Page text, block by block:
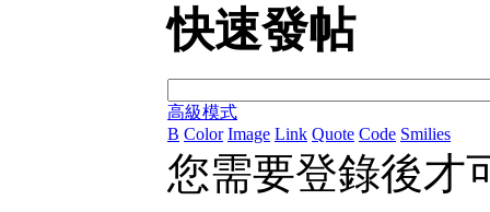
快速發帖
高級模式
B Color Image Link Quote Code Smilies
您需要登錄後才